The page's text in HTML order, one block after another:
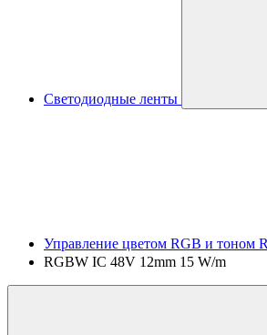
Светодиодные ленты
Управление цветом RGB и тоном
RGBW IC 48V 12mm 15 W/m